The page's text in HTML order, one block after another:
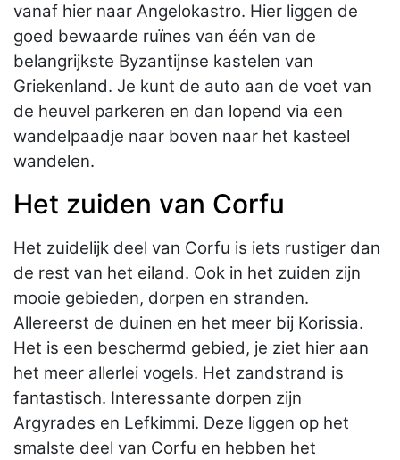
vanaf hier naar Angelokastro. Hier liggen de
goed bewaarde ruïnes van één van de
belangrijkste Byzantijnse kastelen van
Griekenland. Je kunt de auto aan de voet van
de heuvel parkeren en dan lopend via een
wandelpaadje naar boven naar het kasteel
wandelen.
Het zuiden van Corfu
Het zuidelijk deel van Corfu is iets rustiger dan
de rest van het eiland. Ook in het zuiden zijn
mooie gebieden, dorpen en stranden.
Allereerst de duinen en het meer bij Korissia.
Het is een beschermd gebied, je ziet hier aan
het meer allerlei vogels. Het zandstrand is
fantastisch. Interessante dorpen zijn
Argyrades en Lefkimmi. Deze liggen op het
smalste deel van Corfu en hebben het